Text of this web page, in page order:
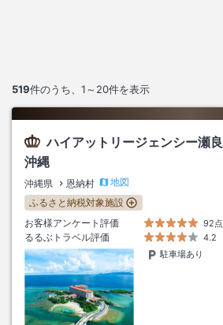
519件のうち、 1～20件を表示
ハイアットリージェンシー瀬
沖縄
沖縄県 恩納村
地図
ふるさと納税対象施設
お客様アンケート評価
92点
るるぶトラベル評価
4.2
駐車場あり